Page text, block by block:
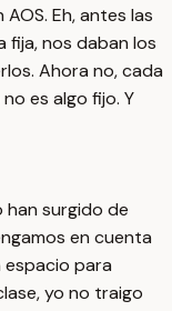
Eh, antes las
fija, nos daban los
Ahora no, cada
es algo fijo. Y
surgido de
en cuenta
espacio para
yo no traigo